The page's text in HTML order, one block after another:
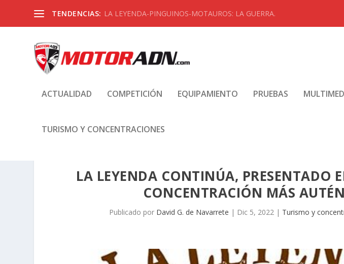
TENDENCIAS: LA LEYENDA-PINGUINOS-MOTAUROS: LA GUERRA.
ACTUALIDAD COMPETICIÓN EQUIPAMIENTO PRUEBAS
TURISMO Y CONCENTRACIONES
LA LEYENDA CONTINÚA, PRESENTADO
CONCENTRACIÓN MÁS
Publicado por David G. de Navarrete | Dic 5, 2022 | Turismo y